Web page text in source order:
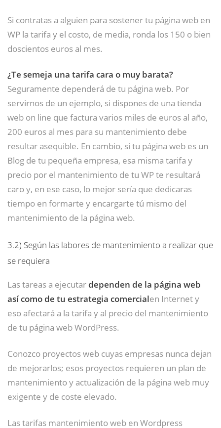
Si contratas a alguien para sostener tu página web en
WP la tarifa y el costo, de media, ronda los 150 o bien
doscientos euros al mes.
¿Te semeja una tarifa cara o muy barata?
Seguramente dependerá de tu página web. Por
servirnos de un ejemplo, si dispones de una tienda
web on line que factura varios miles de euros al año,
200 euros al mes para su mantenimiento debe
resultar asequible. En cambio, si tu página web es un
Blog de tu pequeña empresa, esa misma tarifa y
precio por el mantenimiento de tu WP te resultará
caro y, en ese caso, lo mejor sería que dedicaras
tiempo en formarte y encargarte tú mismo del
mantenimiento de la página web.
3.2) Según las labores de mantenimiento a realizar que
se requiera
Las tareas a ejecutardependen de la página web
así como de tu estrategia comercialen Internet y
eso afectará a la tarifa y al precio del mantenimiento
de tu página web WordPress.
Conozco proyectos web cuyas empresas nunca dejan
de mejorarlos; esos proyectos requieren un plan de
mantenimiento y actualización de la página web muy
exigente y de coste elevado.
Las tarifas mantenimiento web en Wordpress